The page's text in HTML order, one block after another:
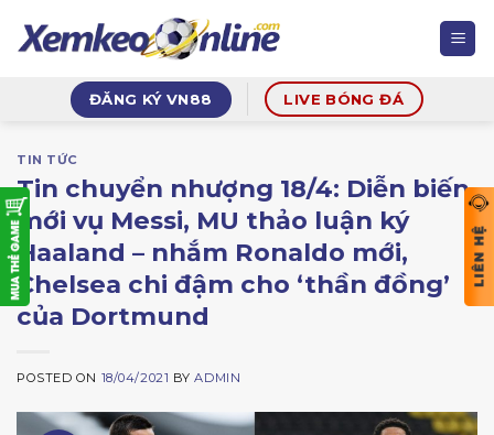
ĐĂNG KÝ VN88 LIVE BÓNG ĐÁ
TIN TỨC
Tin chuyển nhượng 18/4: Diễn biến
mới vụ Messi, MU thảo luận ký
Haaland – nhắm Ronaldo mới,
Chelsea chi đậm cho ‘thần đồng’
của Dortmund
POSTED ON 18/04/2021 BYADMIN